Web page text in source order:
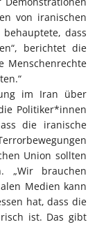
von iranischen
dass
berichtet die
Menschenrechte
im Iran über
Politiker*innen
die iranische
Union sollten
„Wir brauchen
Medien kann
hat, dass die
ist. Das gibt